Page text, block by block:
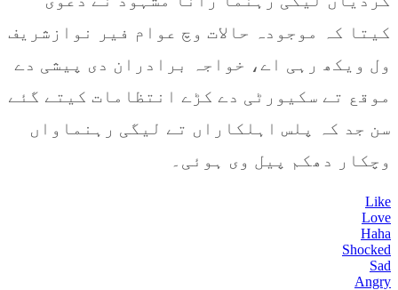
کیتا کہ موجودہ حالات وچ عوام فیر نوازشریف
ول ویکھ رہی اے، خواجہ برادران دی پیشی دے
موقع تے سکیورٹی دے کڑے انتظامات کیتے گئے
سن جد کہ پلس اہلکاراں تے لیگی رہنماواں
وچکار دھکم پیل وی ہوئی۔
Like
Love
Haha
Shocked
Sad
Angry